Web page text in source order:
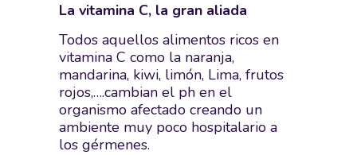
La vitamina C, la gran aliada
Todos aquellos alimentos ricos en
vitamina C como la naranja,
mandarina, kiwi, limón, Lima, frutos
rojos,….cambian el ph en el
organismo afectado creando un
ambiente muy poco hospitalario a
los gérmenes.